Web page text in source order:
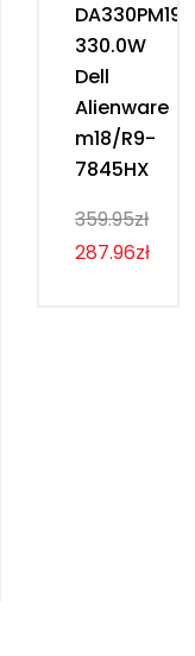
DA330PM190
330.0W
Dell
Alienware
m18/R9-
7845HX
359.95zł
287.96zł